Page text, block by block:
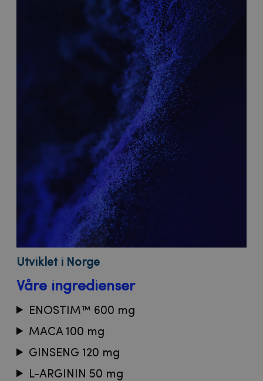
Utviklet i Norge
Våre ingredienser
ENOSTIM™ 600 mg
MACA 100 mg
GINSENG 120 mg
L-ARGININ 50 mg